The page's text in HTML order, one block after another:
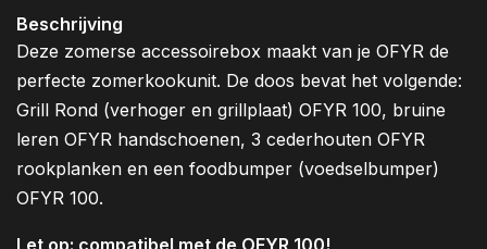
Beschrijving
Deze zomerse accessoirebox maakt van je OFYR de
perfecte zomerkookunit. De doos bevat het volgende:
Grill Rond (verhoger en grillplaat) OFYR 100, bruine
leren OFYR handschoenen, 3 cederhouten OFYR
rookplanken en een foodbumper (voedselbumper)
OFYR 100.